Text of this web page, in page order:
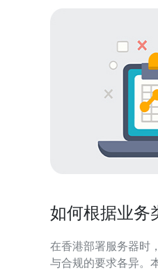
如何根据业务
在香港部署服务器时
与合规的要求各异。